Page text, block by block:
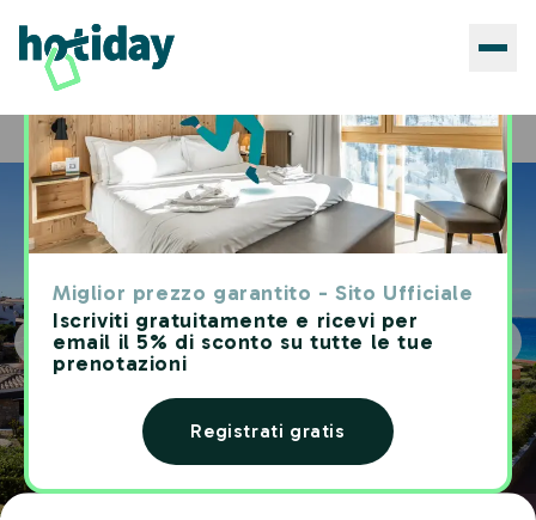
Miglior prezzo garantito - Sito Ufficiale
Iscriviti gratuitamente e ricevi per
email il 5% di sconto su tutte le tue
prenotazioni
Registrati gratis
Home Hotels Hotiday Room Collection - Baja Sardinia